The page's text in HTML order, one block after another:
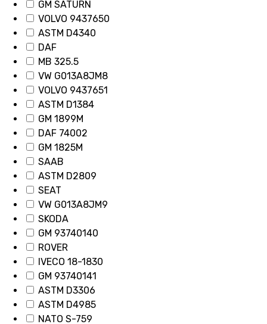
GM SATURN
VOLVO 9437650
ASTM D4340
DAF
MB 325.5
VW G013A8JM8
VOLVO 9437651
ASTM D1384
GM 1899M
DAF 74002
GM 1825M
SAAB
ASTM D2809
SEAT
VW G013A8JM9
SKODA
GM 93740140
ROVER
IVECO 18-1830
GM 93740141
ASTM D3306
ASTM D4985
NATO S-759